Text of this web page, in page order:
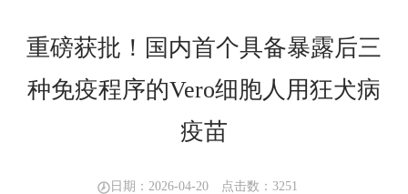
重磅获批！国内首个具备暴露后三
种免疫程序的Vero细胞人用狂犬病
疫苗
日期：2026-04-20 点击数： 3251